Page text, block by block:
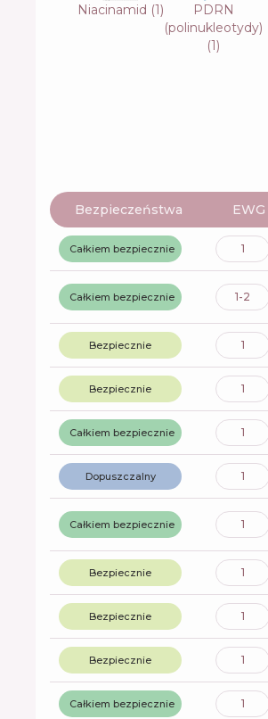
Niacinamid (1)
PDRN
(polinukleotydy)
(1)
Bezpieczeństwa EWG
Całkiem bezpiecznie 1
Całkiem bezpiecznie 1-2
Bezpiecznie 1
Bezpiecznie 1
Całkiem bezpiecznie 1
Dopuszczalny 1
Całkiem bezpiecznie 1
Bezpiecznie 1
Bezpiecznie 1
Bezpiecznie 1
Całkiem bezpiecznie 1